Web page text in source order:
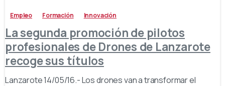
Empleo Formación Innovación
La segunda promoción de pilotos
profesionales de Drones de Lanzarote
recoge sus títulos
Lanzarote 14/05/16.- Los drones van a transformar el